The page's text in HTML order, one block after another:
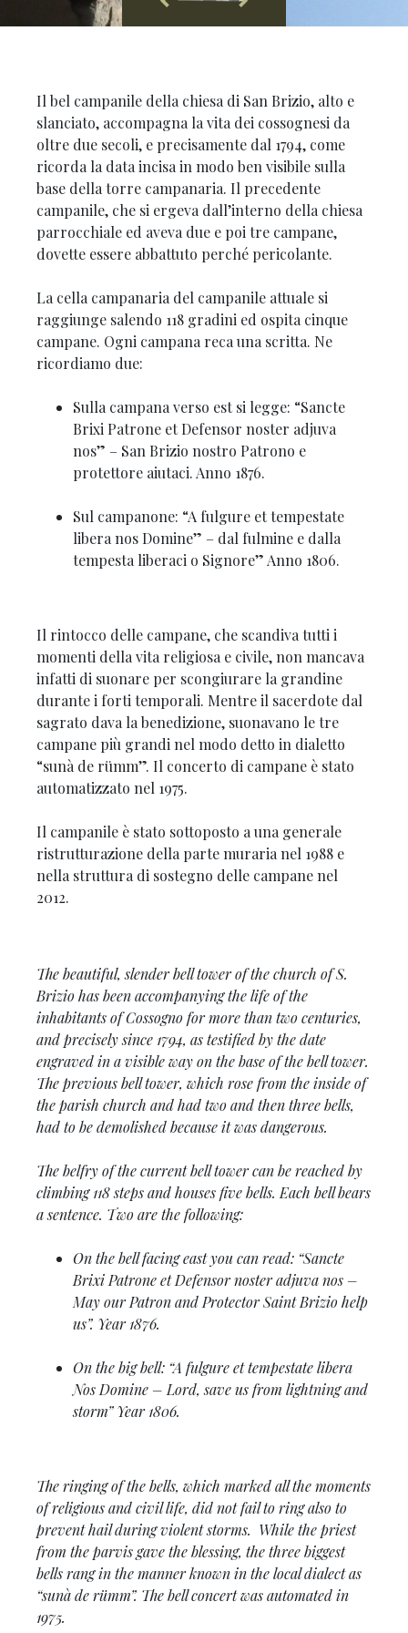
Il bel campanile della chiesa di San Brizio, alto e
slanciato, accompagna la vita dei cossognesi da
oltre due secoli, e precisamente dal 1794, come
ricorda la data incisa in modo ben visibile sulla
base della torre campanaria. Il precedente
campanile, che si ergeva dall’interno della chiesa
parrocchiale ed aveva due e poi tre campane,
dovette essere abbattuto perché pericolante.
La cella campanaria del campanile attuale si
raggiunge salendo 118 gradini ed ospita cinque
campane. Ogni campana reca una scritta. Ne
ricordiamo due:
Sulla campana verso est si legge: “Sancte
Brixi Patrone et Defensor noster adjuva
nos” – San Brizio nostro Patrono e
protettore aiutaci. Anno 1876.
Sul campanone: “A fulgure et tempestate
libera nos Domine” – dal fulmine e dalla
tempesta liberaci o Signore” Anno 1806.
Il rintocco delle campane, che scandiva tutti i
momenti della vita religiosa e civile, non mancava
infatti di suonare per scongiurare la grandine
durante i forti temporali. Mentre il sacerdote dal
sagrato dava la benedizione, suonavano le tre
campane più grandi nel modo detto in dialetto
“sunà de rümm”. Il concerto di campane è stato
automatizzato nel 1975.
Il campanile è stato sottoposto a una generale
ristrutturazione della parte muraria nel 1988 e
nella struttura di sostegno delle campane nel
2012.
The beautiful, slender bell tower of the church of S.
Brizio has been accompanying the life of the
inhabitants of Cossogno for more than two centuries,
and precisely since 1794, as testified by the date
engraved in a visible way on the base of the bell tower.
The previous bell tower, which rose from the inside of
the parish church and had two and then three bells,
had to be demolished because it was dangerous.
The belfry of the current bell tower can be reached by
climbing 118 steps and houses five bells. Each bell bears
a sentence. Two are the following:
On the bell facing east you can read: “Sancte
Brixi Patrone et Defensor noster adjuva nos –
May our Patron and Protector Saint Brizio help
us”. Year 1876.
On the big bell: “A fulgure et tempestate libera
Nos Domine – Lord, save us from lightning and
storm” Year 1806.
The ringing of the bells, which marked all the moments
of religious and civil life, did not fail to ring also to
prevent hail during violent storms. While the priest
from the parvis gave the blessing, the three biggest
bells rang in the manner known in the local dialect as
“sunà de rümm”. The bell concert was automated in
1975.